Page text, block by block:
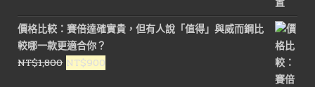
價
格：
NT$1,600。
價
格：
NT$800。
價格比較：賽倍達確實貴，但有人說「值得」與威而鋼比
較哪一款更適合你？
NT$1,800 原
NT$900